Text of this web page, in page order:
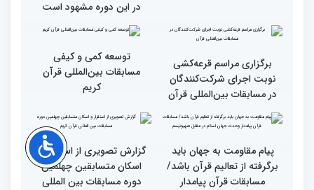
اجرای ۱۳ شرکت‌کننده در
اولین روز مسابقات
بین‌المللی قرآن کریم
اجرای دوهزار برنامه اصلی و
جانبی در ایام مسابقات
بین‌المللی قرآن/انسجام بین
برادران اهل تشیع و تسنن
در این دوره مشهود است
برگزاری مراسم قرعه‌‌کشی
نوبت اجرای شرکت‌کنندگان
توسعه کمی و کیفی
مسابقات بین‌المللی قرآن